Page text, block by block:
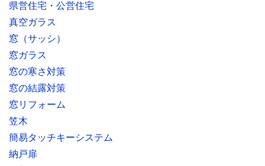
県営住宅・公営住宅
真空ガラス
窓（サッシ）
窓ガラス
窓の寒さ対策
窓の結露対策
窓リフォーム
笠木
簡易タッチキーシステム
納戸扉